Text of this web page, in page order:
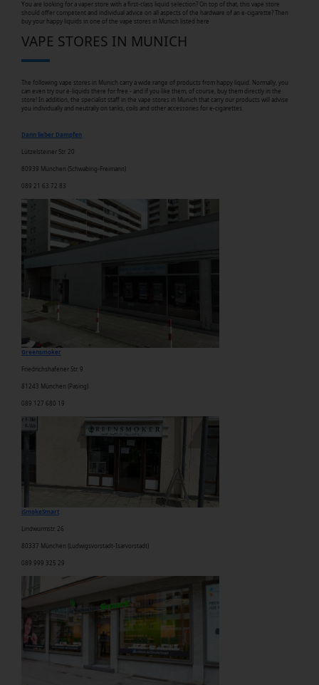
You are looking for a vaper store with a first-class liquid selection? On top of that, this vape store
should offer competent and individual advice on all aspects of the hardware of an e-cigarette? Then
buy your happy liquids in one of the vape stores in Munich listed here
VAPE STORES IN MUNICH
The following vape stores in Munich carry a wide range of products from happy liquid. Normally, you
can even try our e-liquids there for free - and if you like them, of course, buy them directly in the
store! In addition, the specialist staff in the vape stores in Munich that carry our products will advise
you individually and neutrally on tanks, coils and other accessories for e-cigarettes.
Dann lieber Dampfen
Lützelsteiner Str. 20
80939 München (Schwabing-Freimann)
089 21 63 72 83
Greensmoker
Friedrichshafener Str. 9
81243 München (Pasing)
089 127 680 19
iSmokeSmart
Lindwurmstr. 26
80337 München (Ludwigsvorstadt-Isarvorstadt)
089 999 325 29